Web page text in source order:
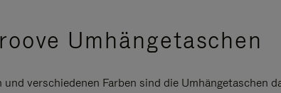
Umhängetaschen
verschiedenen Farben sind die Umhängetaschen